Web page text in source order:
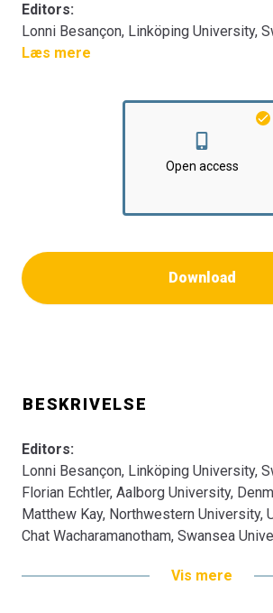
Editors:
Lonni Besançon, Linköping University,
Florian Echtler, Aalborg University,
Chat Wacharamanotham, Swansea
Læs mere
Open access
Download
BESKRIVELSE
Editors:
Lonni Besançon, Linköping University,
Florian Echtler, Aalborg University,
Matthew Kay, Northwestern University,
Chat Wacharamanotham, Swansea
Vis mere